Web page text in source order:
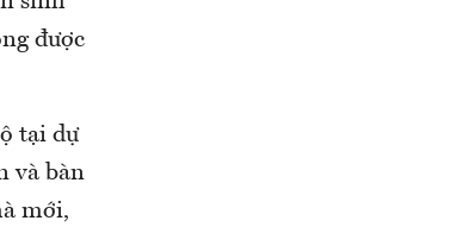
được
tại dự
và bàn
mới,